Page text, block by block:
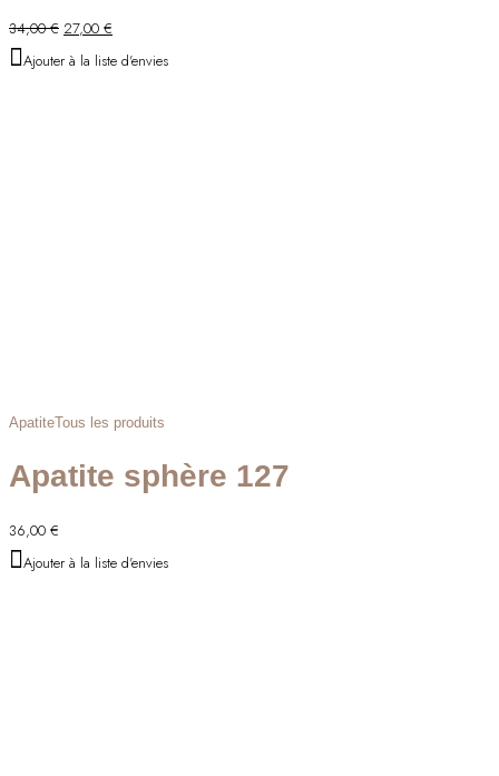
34,00€ Le
initial
27,00 €
actuel
Ajouter à la liste d'envies
ApatiteTous les produits
Apatite sphère 127
36,00 €
Ajouter à la liste d'envies